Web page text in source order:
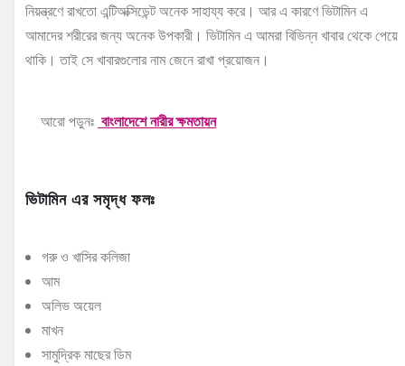
নিয়ন্ত্রণে রাখতো এন্টিঅক্সিডেন্ট অনেক সাহায্য করে। আর এ কারণে ভিটামিন এ
আমাদের শরীরের জন্য অনেক উপকারী। ভিটামিন এ আমরা বিভিন্ন খাবার থেকে পেয়ে
থাকি। তাই সে খাবারগুলোর নাম জেনে রাখা প্রয়োজন।
আরো পড়ুনঃ বাংলাদেশে নারীর ক্ষমতায়ন
ভিটামিন এর সমৃদ্ধ ফলঃ
গরু ও খাসির কলিজা
আম
অলিভ অয়েল
মাখন
সামুদ্রিক মাছের ডিম